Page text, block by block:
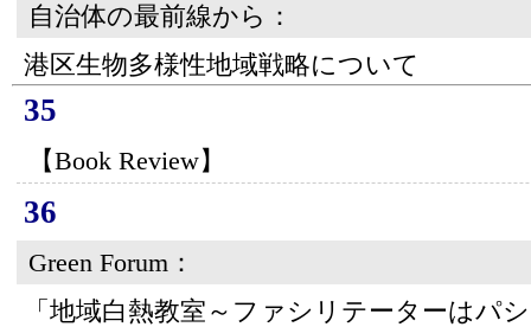
自治体の最前線から：
港区生物多様性地域戦略について
35
【Book Review】
36
Green Forum：
「地域白熱教室～ファシリテーターはパ